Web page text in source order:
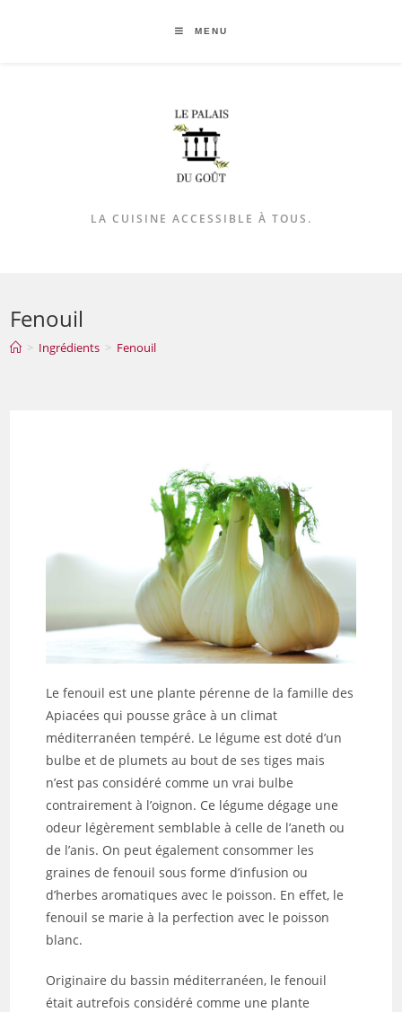
MENU
LA CUISINE ACCESSIBLE À TOUS.
Fenouil
> Ingrédients > Fenouil
Le fenouil est une plante pérenne de la famille des
Apiacées qui pousse grâce à un climat
méditerranéen tempéré. Le légume est doté d’un
bulbe et de plumets au bout de ses tiges mais
n’est pas considéré comme un vrai bulbe
contrairement à l’oignon. Ce légume dégage une
odeur légèrement semblable à celle de l’aneth ou
de l’anis. On peut également consommer les
graines de fenouil sous forme d’infusion ou
d’herbes aromatiques avec le poisson. En effet, le
fenouil se marie à la perfection avec le poisson
blanc.
Originaire du bassin méditerranéen, le fenouil
était autrefois considéré comme une plante